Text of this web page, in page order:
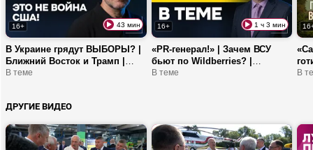
16+ 43 мин
В Украине грядут ВЫБОРЫ? |
Ближний Восток и Трамп |
БАНАРЬ: Вы на деньги
В теме
16+ 1 ч 3 мин
«PR-генерал!» | Зачем ВСУ
бьют по Wildberries? |
ПЛАТОШКИН: про Драпатого,
В теме В
ДРУГИЕ ВИДЕО